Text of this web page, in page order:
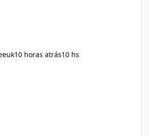
10 horas atrás10 hs